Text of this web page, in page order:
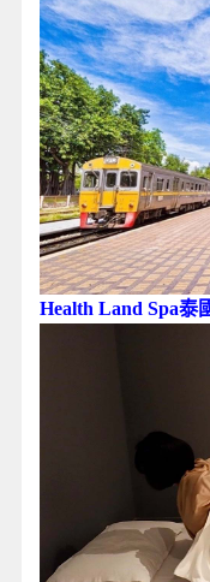
Health Land Spa泰